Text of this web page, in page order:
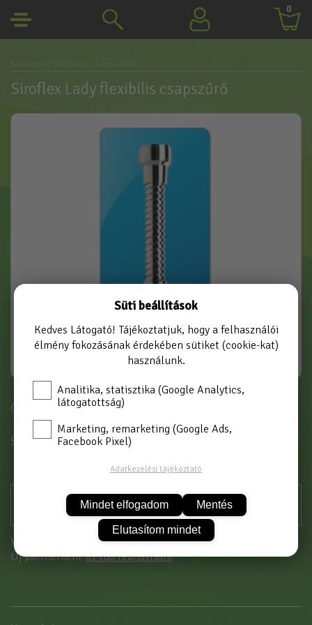
0
Siroflex Lady flexibilis csapszűrő
Cikkszám: 2320
SZÍN FEKETE-KRÓM
Vásárláshoz kérjük jelentkezzen be!
Új partnerkéntitt tud regisztrálni
Süti beállítások
Kedves Látogató! Tájékoztatjuk, hogy a felhasználói
élmény fokozásának érdekében sütiket (cookie-kat)
használunk.
Analitika, statisztika (Google Analytics,
látogatottság)
Marketing, remarketing (Google Ads,
Facebook Pixel)
Adatkezelési tájékoztató
Mindet elfogadom Mentés
Elutasítom mindet